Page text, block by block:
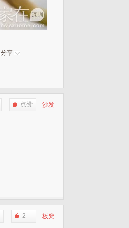
分享
沙发
点赞
板凳
2